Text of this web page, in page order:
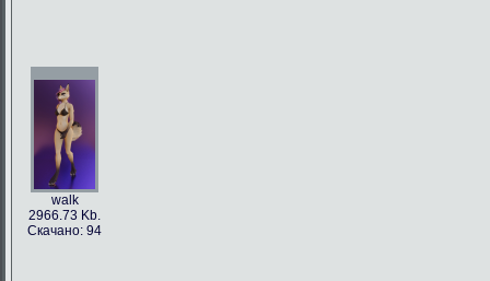
walk
2966.73 Kb.
Скачано: 94